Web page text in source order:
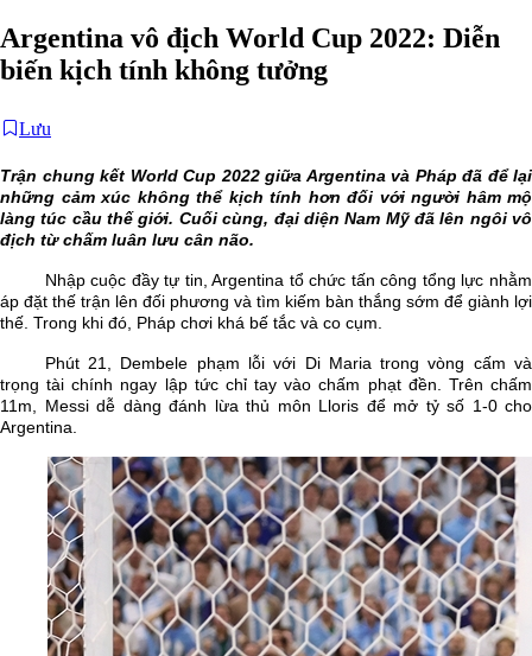
Argentina vô địch World Cup 2022: Diễn
biến kịch tính không tưởng
Lưu
Trận chung kết World Cup 2022 giữa Argentina và Pháp đã để lại
những cảm xúc không thể kịch tính hơn đối với người hâm mộ
làng túc cầu thế giới. Cuối cùng, đại diện Nam Mỹ đã lên ngôi vô
địch từ chấm luân lưu cân não.
Nhập cuộc đầy tự tin, Argentina tổ chức tấn công tổng lực nhằm
áp đặt thế trận lên đối phương và tìm kiếm bàn thắng sớm để giành lợi
thế. Trong khi đó, Pháp chơi khá bế tắc và co cụm.
Phút 21, Dembele phạm lỗi với Di Maria trong vòng cấm và
trọng tài chính ngay lập tức chỉ tay vào chấm phạt đền. Trên chấm
11m, Messi dễ dàng đánh lừa thủ môn Lloris để mở tỷ số 1-0 cho
Argentina.